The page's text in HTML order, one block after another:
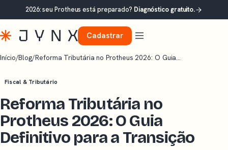
2026: seu Protheus está preparado? Diagnóstico gratuito.
Cadastrar
Início/Blog/Reforma Tributária no Protheus 2026: O Guia…
Fiscal & Tributário
Reforma Tributária no
Protheus 2026: O Guia
Definitivo para a Transição